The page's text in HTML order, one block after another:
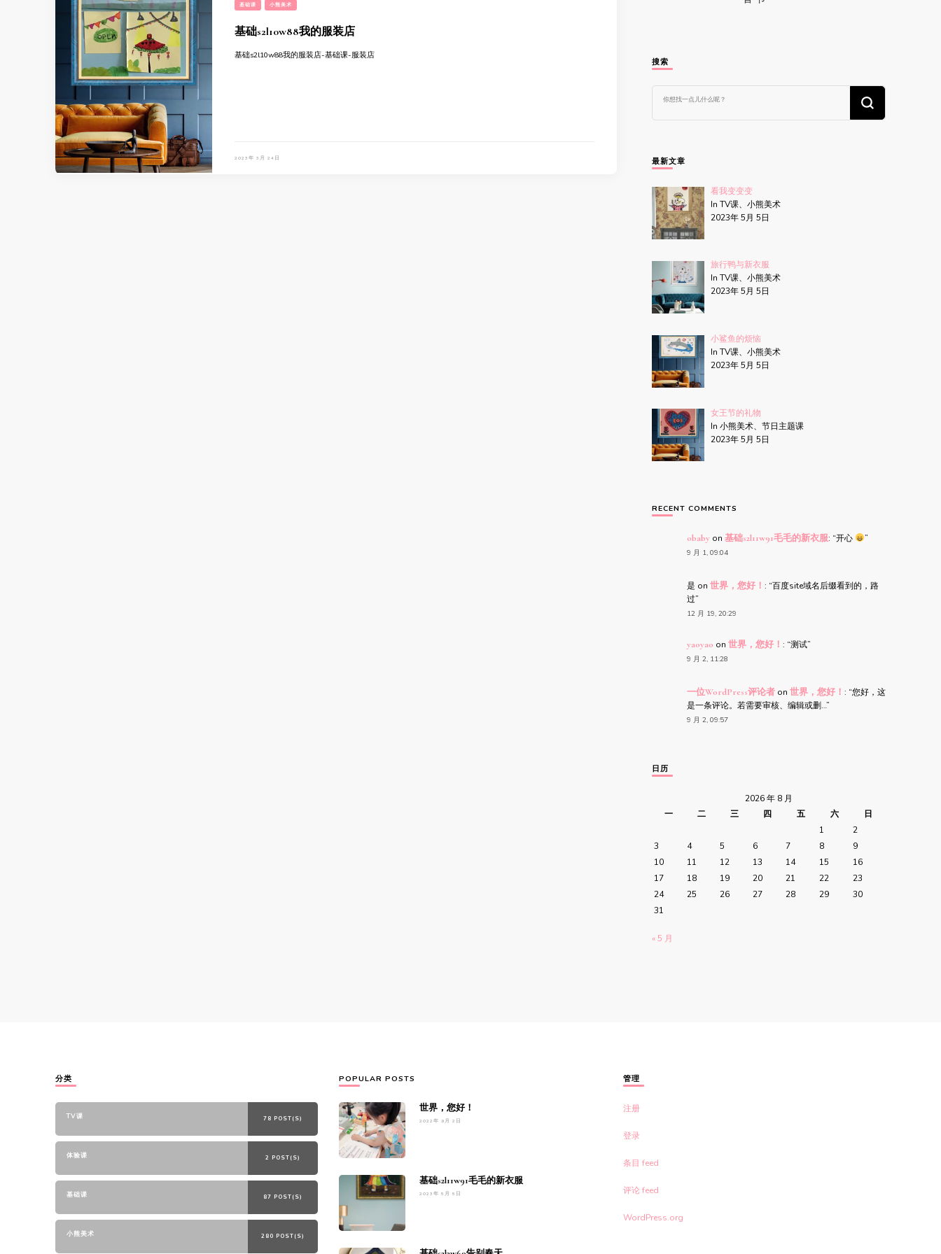
基础课 小熊美术
基础s2l10w88我的服装店
基础s2l10w88我的服装店-基础课-服装店
2023年 3月 24日
搜索
么
吗?
最新文章
看我变变变
In TV课、小熊美术
2023年 5月 5日
旅行鸭与新衣服
In TV课、小熊美术
2023年 5月 5日
小鲨鱼的烦恼
In TV课、小熊美术
2023年 5月 5日
女王节的礼物
In 小熊美术、节日主题课
2023年 5月 5日
RECENT COMMENTS
obabyon 基础s2l11w91毛毛的新衣服: “开心 ”
9 月 1, 09:04
是 on 世界，您好！ : “百度site域名后缀看到的，路
过”
12 月 19, 20:29
yaoyao on 世界，您好！ : “测试”
9 月 2, 11:28
一位WordPress评论者on 世界，您好！ : “您好，这
是一条评论。若需要审核、编辑或删…”
9 月 2, 09:57
日历
2026 年 8 月
一
二 三 四 五 六
日
1
2
3
4 5 6 7 8
9
10
11 12 13 14 15
16
17
18 19 20 21 22
23
24
25 26 27 28 29
30
31
« 5 月
分类
TV课 78 POST(S)
体验课 2 POST(S)
基础课 87 POST(S)
小熊美术 280 POST(S)
POPULAR POSTS
世界，您好！
2022年 9月 2日
基础s2l11w91毛毛的新衣服
2023年 5月 5日
管理
注册
登录
条目 feed
评论 feed
WordPress.org